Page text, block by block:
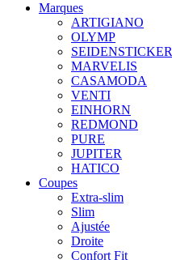
Marques
ARTIGIANO
OLYMP
SEIDENSTICKER
MARVELIS
CASAMODA
VENTI
EINHORN
REDMOND
PURE
JUPITER
HATICO
Coupes
Extra-slim
Slim
Ajustée
Droite
Confort Fit